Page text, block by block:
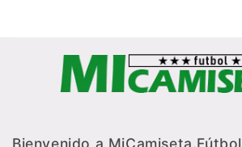
Bienvenido a MiCamiseta.Fútbol